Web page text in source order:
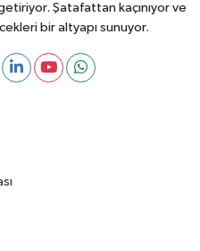
Şatafattan kaçınıyor ve
bir altyapı sunuyor.